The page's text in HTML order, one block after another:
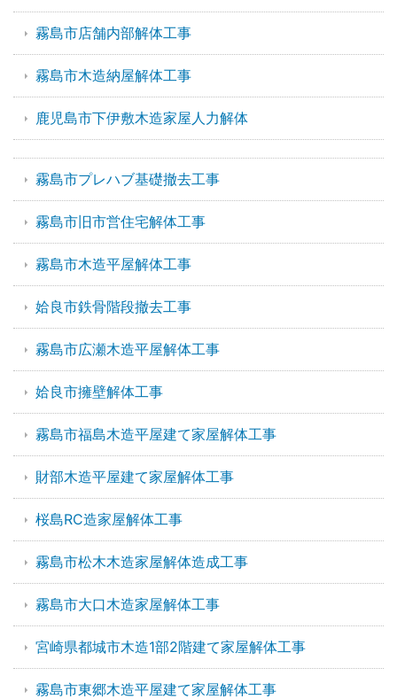
霧島市店舗内部解体工事
霧島市木造納屋解体工事
鹿児島市下伊敷木造家屋人力解体
霧島市プレハブ基礎撤去工事
霧島市旧市営住宅解体工事
霧島市木造平屋解体工事
姶良市鉄骨階段撤去工事
霧島市広瀬木造平屋解体工事
姶良市擁壁解体工事
霧島市福島木造平屋建て家屋解体工事
財部木造平屋建て家屋解体工事
桜島RC造家屋解体工事
霧島市松木木造家屋解体造成工事
霧島市大口木造家屋解体工事
宮崎県都城市木造1部2階建て家屋解体工事
霧島市東郷木造平屋建て家屋解体工事